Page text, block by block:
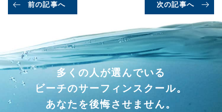
前の記事へ 次の記事へ
多くの人が選んでいる
ビーチのサーフィンスクール。
あなたを後悔させません。